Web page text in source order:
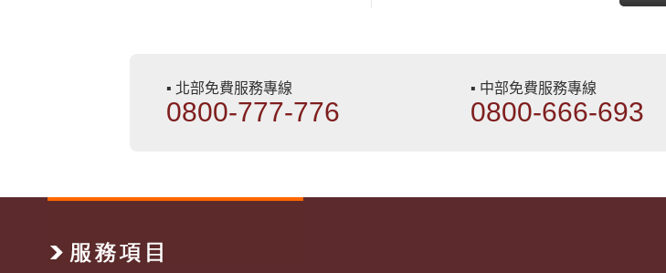
▪ 北部免費服務專線
0800-777-776
▪ 中部免費服務專線
0800-666-693